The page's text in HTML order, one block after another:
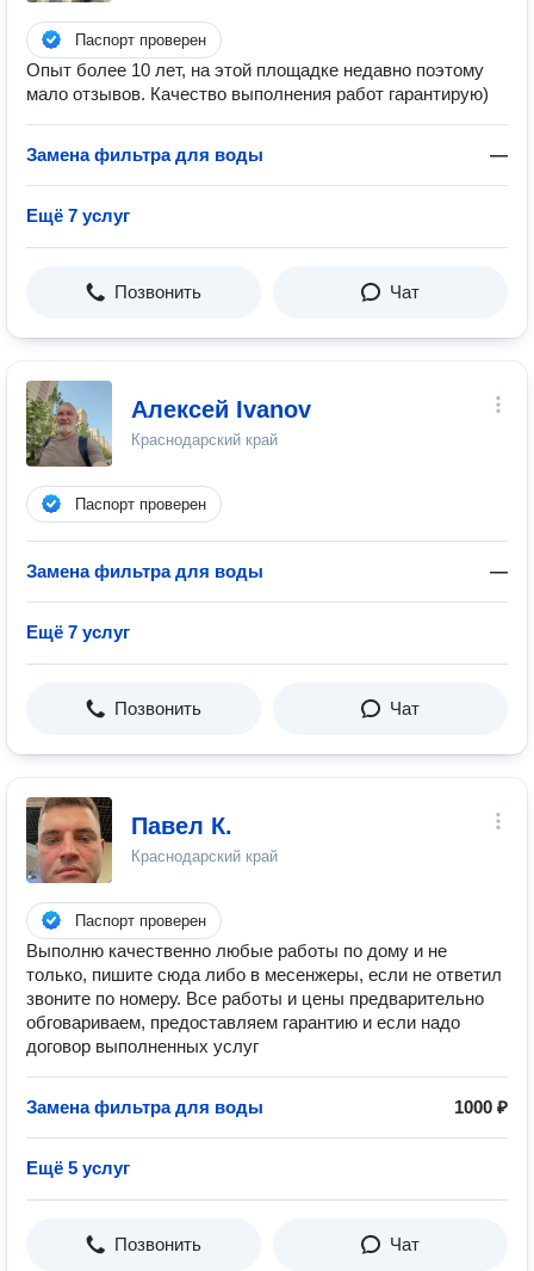
Паспорт проверен
Опыт более 10 лет, на этой площадке недавно поэтому
мало отзывов. Качество выполнения работ гарантирую)
Замена фильтра для воды —
Ещё 7 услуг
Позвонить Чат
Алексей Ivanov
Краснодарский край
Паспорт проверен
Замена фильтра для воды —
Ещё 7 услуг
Позвонить Чат
Павел К.
Краснодарский край
Паспорт проверен
Выполню качественно любые работы по дому и не
только, пишите сюда либо в месенжеры, если не ответил
звоните по номеру. Все работы и цены предварительно
обговариваем, предоставляем гарантию и если надо
договор выполненных услуг
Замена фильтра для воды 1000 ₽
Ещё 5 услуг
Позвонить Чат